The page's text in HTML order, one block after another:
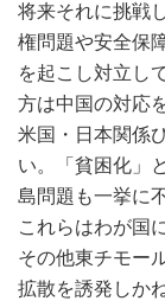
将来それに挑戦
権問題や安全保
を起こし対立し
方は中国の対応
米国・日本関係
い。「貧困化」
島問題も一挙に
これらはわが国
その他東チモー
拡散を誘発しか